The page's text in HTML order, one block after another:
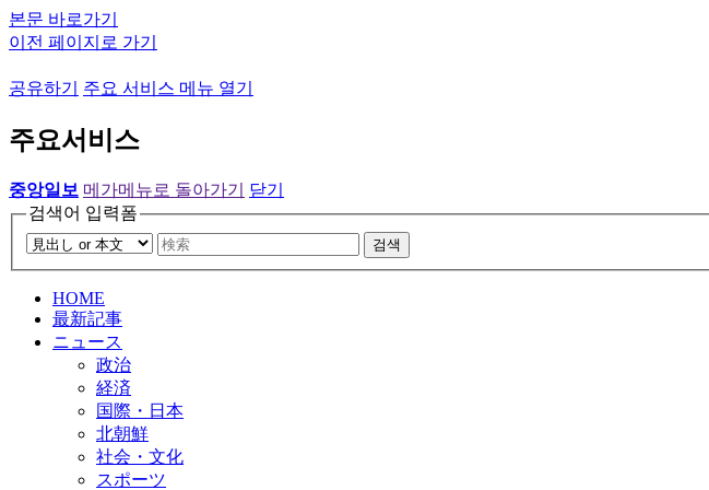
본문 바로가기
이전 페이지로 가기
공유하기 주요 서비스 메뉴 열기
주요서비스
중앙일보 메가메뉴로 돌아가기
닫기
검색어 입력폼
검색
HOME
最新記事
ニュース
政治
経済
国際・日本
北朝鮮
社会・文化
スポーツ